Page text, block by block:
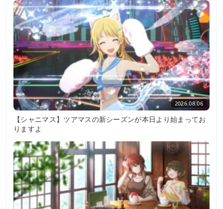
2026.08.06
【シャニマス】ツアマスの新シーズンが本日より始まってお
りますよ